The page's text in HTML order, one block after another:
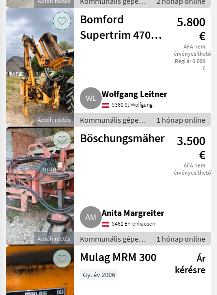
Rézsűkasza
Apróhirdetés
Bomford
Supertrim 470,
5.800
€
ÁFA nem
érvényesíthető
Régi ár 6.000
€
Wolfgang Leitner
5360 St.Wolfgang
Kommunális gépek /
Rézsűkasza
1 hónap online
Apróhirdetés
Böschungsmäher
3.500
€
ÁFA nem
érvényesíthető
Anita Margreiter
8461 Ehrenhausen
Kommunális gépek /
Rézsűkasza
1 hónap online
Mulag MRM 300
Ár
kérésre
Gy. év 2006